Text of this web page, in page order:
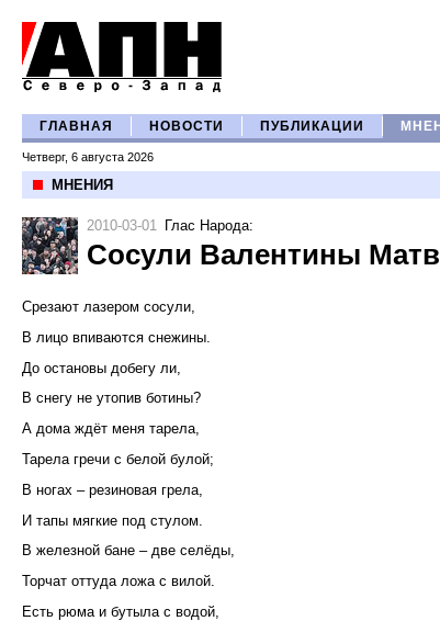
ГЛАВНАЯ НОВОСТИ ПУБЛИКАЦИИ
Четверг, 6 августа 2026
МНЕНИЯ
2010-03-01 Глас Народа:
Сосули Валентины
Срезают лазером сосули,
В лицо впиваются снежины.
До остановы добегу ли,
В снегу не утопив ботины?
А дома ждёт меня тарела,
Тарела гречи с белой булой;
В ногах – резиновая грела,
И тапы мягкие под стулом.
В железной бане – две селёды,
Торчат оттуда ложа с вилой.
Есть рюма и бутыла с водой,